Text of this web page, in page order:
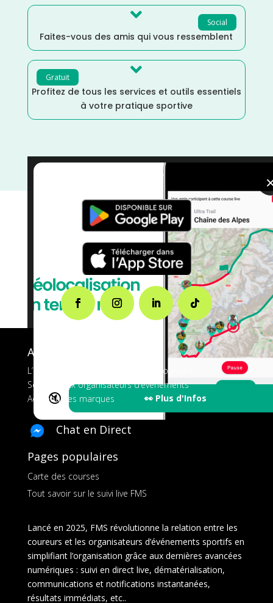
Social

Faites-vous des amis qui vous ressemblent
Gratuit 
Profitez de tous les services et outils essentiels
à votre pratique sportive
🔇 👀 Plus d'Infos
A propos de FMS
L’application tout-en-un pour les coureurs
Services aux organisateurs d’événements
Ads pour les marques
Chat en Direct
Pages populaires
Carte des courses
Tout savoir sur le suivi live FMS
Lancé en 2025, FMS révolutionne la relation entre les
coureurs et les organisateurs d’événements sportifs en
simplifiant l’organisation grâce aux dernières avancées
numériques : suivi en direct live, dématérialisation,
communications et notifications instantanées,
résultats immédiats, etc..